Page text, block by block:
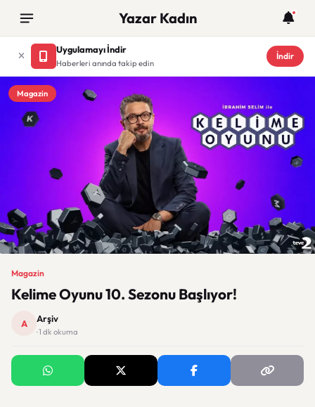
Yazar Kadın
Uygulamayı İndir
Haberleri anında takip edin
İndir
Magazin
Magazin
Kelime Oyunu 10. Sezonu Başlıyor!
A Arşiv
· 1 dk okuma